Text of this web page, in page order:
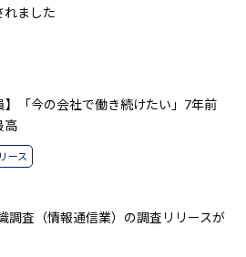
れました
】「今の会社で働き続けたい」7年前
高
ース
調査（情報通信業）の調査リリースが